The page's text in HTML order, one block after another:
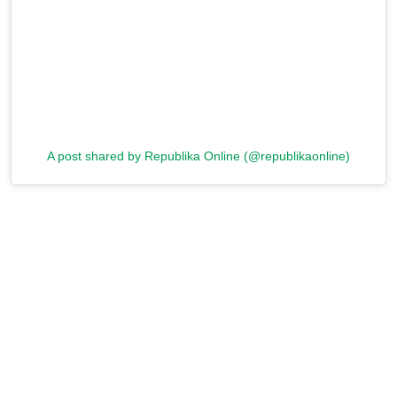
A post shared by Republika Online (@republikaonline)